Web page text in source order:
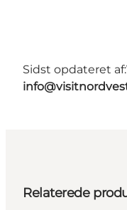
Sidst opdateret af:
Relaterede